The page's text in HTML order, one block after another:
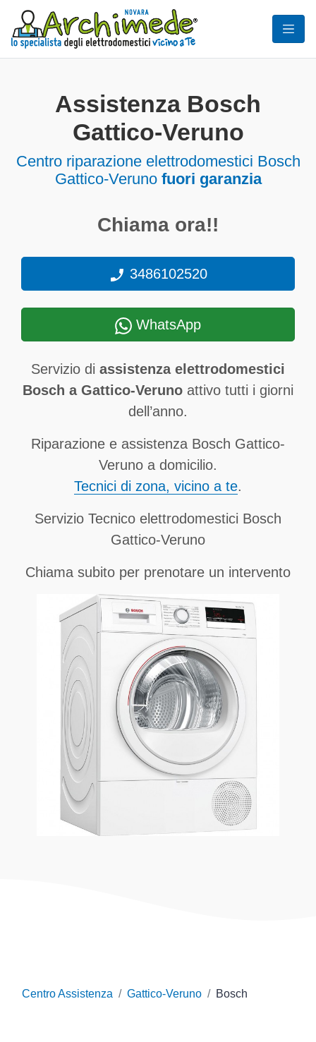
Assistenza Bosch
Gattico-Veruno
Centro riparazione elettrodomestici Bosch
Gattico-Veruno fuori garanzia
Chiama ora!!
3486102520
WhatsApp
Servizio di assistenza elettrodomestici
Bosch a Gattico-Veruno attivo tutti i giorni
dell’anno.
Riparazione e assistenza Bosch Gattico-
Veruno a domicilio.
Tecnici di zona, vicino a te.
Servizio Tecnico elettrodomestici Bosch
Gattico-Veruno
Chiama subito per prenotare un intervento
Centro Assistenza Gattico-Veruno Bosch